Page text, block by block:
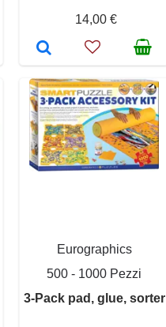
14,00 €
Eurographics
500 - 1000 Pezzi
3-Pack pad, glue, sorter